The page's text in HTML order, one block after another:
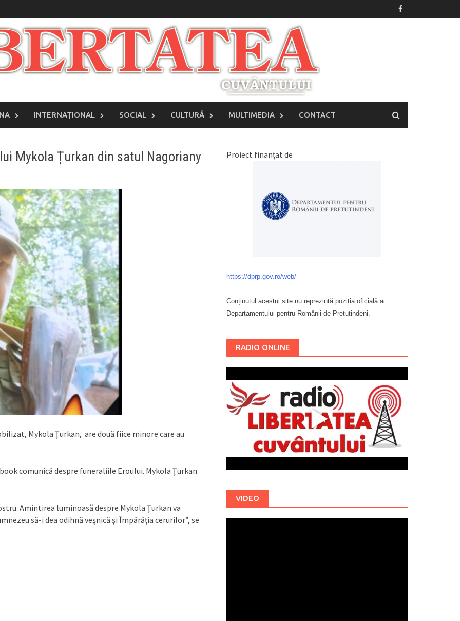
INTERNAŢIONAL SOCIAL CULTURĂ MULTIMEDIA CONTACT
Mykola Țurkan din satul Nagoriany
Mykola Țurkan, are două fiice minore care au
comunică despre funeraliile Eroului. Mykola Țurkan
Amintirea luminoasă despre Mykola Țurkan va
să-i dea odihnă veșnică și Împărăția cerurilor”, se
Proiect finanțat de
https://dprp.gov.ro/web/
Conținutul acestui site nu reprezintă poziția oficială a
Departamentului pentru Românii de Pretutindeni.
RADIO ONLINE
VIDEO